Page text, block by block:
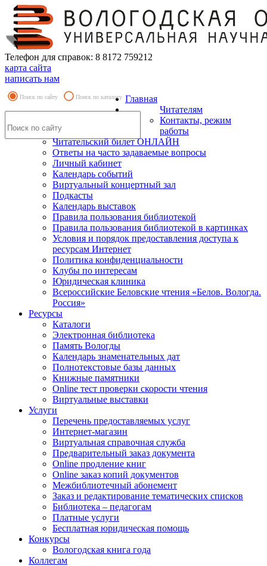
Телефон для справок: 8 8172 759212
карта сайта
написать нам
Поиск по сайту Поиск по каталогу Главная
Читателям
Контакты, режим
работы
Читательский билет ОНЛАЙН
Ответы на часто задаваемые вопросы
Личный кабинет
Календарь событий
Виртуальный концертный зал
Подкасты
Календарь выставок
Правила пользования библиотекой
Правила пользования библиотекой в картинках
Условия и порядок предоставления доступа к
ресурсам Интернет
Политика конфиденциальности
Клубы по интересам
Юридическая клиника
Всероссийские Беловские чтения «Белов. Вологда.
Россия»
Ресурсы
Каталоги
Электронная библиотека
Память Вологды
Календарь знаменательных дат
Полнотекстовые базы данных
Книжные памятники
Online тест проверки скорости чтения
Виртуальные выставки
Услуги
Перечень предоставляемых услуг
Интернет-магазин
Виртуальная справочная служба
Предварительный заказ документа
Online продление книг
Online заказ копий документов
Межбиблиотечный абонемент
Заказ и редактирование тематических списков
Библиотека – педагогам
Платные услуги
Бесплатная юридическая помощь
Конкурсы
Вологодская книга года
Коллегам